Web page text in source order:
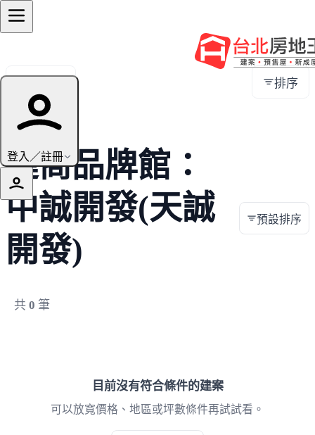
登入／註冊
排序
建商品牌館：
中誠開發(天誠
開發)
共 0 筆
預設排序
目前沒有符合條件的建案
可以放寬價格、地區或坪數條件再試試看。